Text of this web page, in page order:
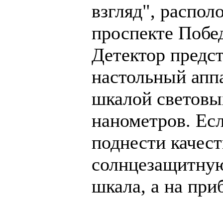
взгляд",
проспекте
Детектор
настольный
шкалой
нанометров.
поднести
шкала, а на